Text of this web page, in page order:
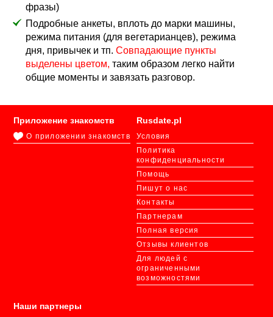
фразы)
Подробные анкеты, вплоть до марки машины,
режима питания (для вегетарианцев), режима
дня, привычек и тп.Совпадающие пункты
выделены цветом, таким образом легко найти
общие моменты и завязать разговор.
Rusdate.pl
Условия
Политика
конфиденциальности
Помощь
Пишут о нас
Контакты
Партнерам
Полная версия
Отзывы клиентов
Для людей с
ограниченными
возможностями
Приложение знакомств
О приложении знакомств
Наши партнеры